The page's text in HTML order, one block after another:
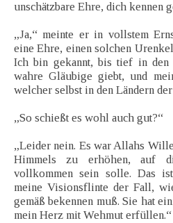
unschätzbare Ehre, dich kennen
„Ja,“ meinte er in vollstem
eine Ehre, einen solchen
Ich bin gekannt, bis tief in den
wahre Gläubige giebt, und
welcher selbst in den Ländern
„So schießt es wohl auch gut?“
„Leider nein. Es war Allahs
Himmels zu erhöhen, auf
vollkommen sein solle. Das
meine Visionsflinte der Fall,
gemäß bekennen muß. Sie hat
mein Herz mit Wehmut erfüllen.“